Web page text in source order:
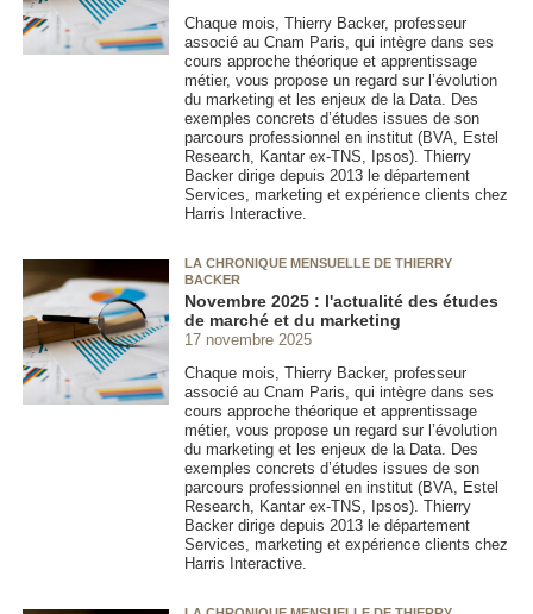
Chaque mois, Thierry Backer, professeur
associé au Cnam Paris, qui intègre dans ses
cours approche théorique et apprentissage
métier, vous propose un regard sur l’évolution
du marketing et les enjeux de la Data. Des
exemples concrets d’études issues de son
parcours professionnel en institut (BVA, Estel
Research, Kantar ex-TNS, Ipsos). Thierry
Backer dirige depuis 2013 le département
Services, marketing et expérience clients chez
Harris Interactive.
LA CHRONIQUE MENSUELLE DE THIERRY
BACKER
Novembre 2025 : l'actualité des études
de marché et du marketing
17 novembre 2025
Chaque mois, Thierry Backer, professeur
associé au Cnam Paris, qui intègre dans ses
cours approche théorique et apprentissage
métier, vous propose un regard sur l’évolution
du marketing et les enjeux de la Data. Des
exemples concrets d’études issues de son
parcours professionnel en institut (BVA, Estel
Research, Kantar ex-TNS, Ipsos). Thierry
Backer dirige depuis 2013 le département
Services, marketing et expérience clients chez
Harris Interactive.